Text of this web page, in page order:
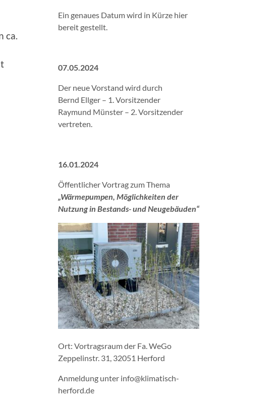
ca.
Ein genaues Datum wird in Kürze hier
bereit gestellt.
07.05.2024
Der neue Vorstand wird durch
Bernd Ellger – 1. Vorsitzender
Raymund Münster – 2. Vorsitzender
vertreten.
16.01.2024
Öffentlicher Vortrag zum Thema
„Wärmepumpen, Möglichkeiten der
Nutzung in Bestands- und Neugebäuden“
Ort: Vortragsraum der Fa. WeGo
Zeppelinstr. 31, 32051 Herford
Anmeldung unter info@klimatisch-
herford.de